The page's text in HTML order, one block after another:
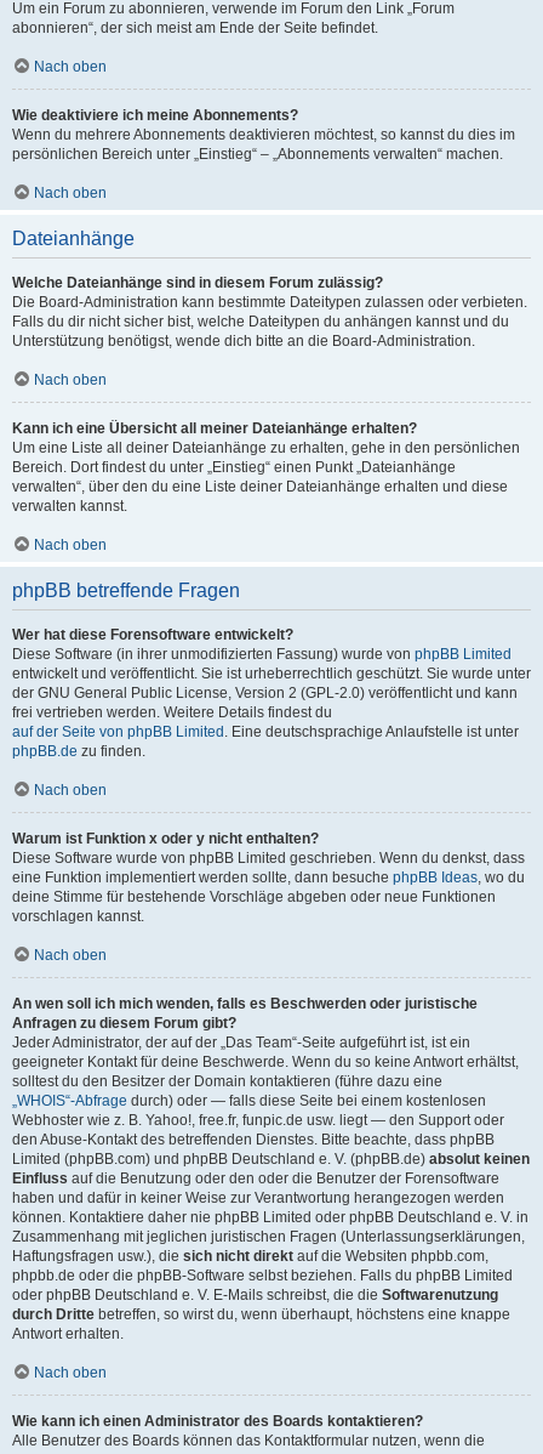
Um ein Forum zu abonnieren, verwende im Forum den Link „Forum
abonnieren“, der sich meist am Ende der Seite befindet.
Nach oben
Wie deaktiviere ich meine Abonnements?
Wenn du mehrere Abonnements deaktivieren möchtest, so kannst du dies im
persönlichen Bereich unter „Einstieg“ – „Abonnements verwalten“ machen.
Nach oben
Dateianhänge
Welche Dateianhänge sind in diesem Forum zulässig?
Die Board-Administration kann bestimmte Dateitypen zulassen oder verbieten.
Falls du dir nicht sicher bist, welche Dateitypen du anhängen kannst und du
Unterstützung benötigst, wende dich bitte an die Board-Administration.
Nach oben
Kann ich eine Übersicht all meiner Dateianhänge erhalten?
Um eine Liste all deiner Dateianhänge zu erhalten, gehe in den persönlichen
Bereich. Dort findest du unter „Einstieg“ einen Punkt „Dateianhänge
verwalten“, über den du eine Liste deiner Dateianhänge erhalten und diese
verwalten kannst.
Nach oben
phpBB betreffende Fragen
Wer hat diese Forensoftware entwickelt?
Diese Software (in ihrer unmodifizierten Fassung) wurde von phpBB Limited
entwickelt und veröffentlicht. Sie ist urheberrechtlich geschützt. Sie wurde unter
der GNU General Public License, Version 2 (GPL-2.0) veröffentlicht und kann
frei vertrieben werden. Weitere Details findest du
auf der Seite von phpBB Limited . Eine deutschsprachige Anlaufstelle ist unter
phpBB.de zu finden.
Nach oben
Warum ist Funktion x oder y nicht enthalten?
Diese Software wurde von phpBB Limited geschrieben. Wenn du denkst, dass
eine Funktion implementiert werden sollte, dann besuche phpBB Ideas, wo du
deine Stimme für bestehende Vorschläge abgeben oder neue Funktionen
vorschlagen kannst.
Nach oben
An wen soll ich mich wenden, falls es Beschwerden oder juristische
Anfragen zu diesem Forum gibt?
Jeder Administrator, der auf der „Das Team“-Seite aufgeführt ist, ist ein
geeigneter Kontakt für deine Beschwerde. Wenn du so keine Antwort erhältst,
solltest du den Besitzer der Domain kontaktieren (führe dazu eine
„WHOIS“-Abfrage durch) oder — falls diese Seite bei einem kostenlosen
Webhoster wie z. B. Yahoo!, free.fr, funpic.de usw. liegt — den Support oder
den Abuse-Kontakt des betreffenden Dienstes. Bitte beachte, dass phpBB
Limited (phpBB.com) und phpBB Deutschland e. V. (phpBB.de) absolut keinen
Einfluss auf die Benutzung oder den oder die Benutzer der Forensoftware
haben und dafür in keiner Weise zur Verantwortung herangezogen werden
können. Kontaktiere daher nie phpBB Limited oder phpBB Deutschland e. V. in
Zusammenhang mit jeglichen juristischen Fragen (Unterlassungserklärungen,
Haftungsfragen usw.), die sich nicht direkt auf die Websiten phpbb.com,
phpbb.de oder die phpBB-Software selbst beziehen. Falls du phpBB Limited
oder phpBB Deutschland e. V. E-Mails schreibst, die die Softwarenutzung
durch Dritte betreffen, so wirst du, wenn überhaupt, höchstens eine knappe
Antwort erhalten.
Nach oben
Wie kann ich einen Administrator des Boards kontaktieren?
Alle Benutzer des Boards können das Kontaktformular nutzen, wenn die